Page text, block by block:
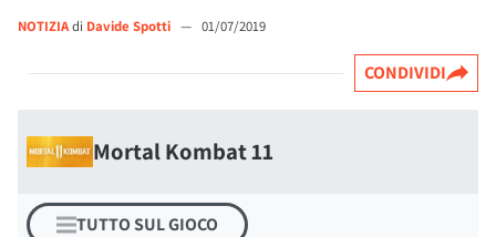
NOTIZIAdi Davide Spotti — 01/07/2019
CONDIVIDI
Mortal Kombat 11
TUTTO SUL GIOCO